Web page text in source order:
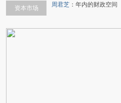
资本市场 周君芝 ： 年内的财政空间